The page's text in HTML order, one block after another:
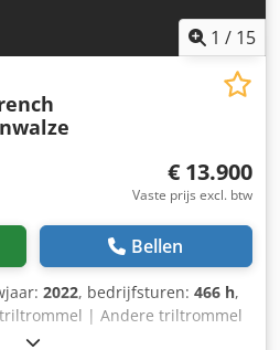
1 / 15
€ 13.900
Vaste prijs excl. btw
Bellen
2022, bedrijfsturen: 466 h,
triltrommel | Andere triltrommel
🚛 Levering mogelijk tot uw